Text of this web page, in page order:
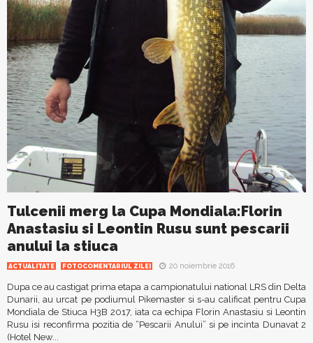
Tulcenii merg la Cupa Mondiala:Florin
Anastasiu si Leontin Rusu sunt pescarii
anului la stiuca
ACTUALITATE FOTOCOMENTARIUL ZILEI 20 noiembrie 2016
Dupa ce au castigat prima etapa a campionatului national LRS din Delta
Dunarii, au urcat pe podiumul Pikemaster si s-au calificat pentru Cupa
Mondiala de Stiuca H3B 2017, iata ca echipa Florin Anastasiu si Leontin
Rusu isi reconfirma pozitia de “Pescarii Anului” si pe incinta Dunavat 2
(Hotel New...